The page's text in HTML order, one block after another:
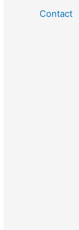
Contact